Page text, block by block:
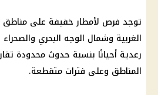
توجد فرص لأمطار خفيفة على مناطق
الغربية وشمال الوجه البحري
المناطق وعلى فترات متقطعة.